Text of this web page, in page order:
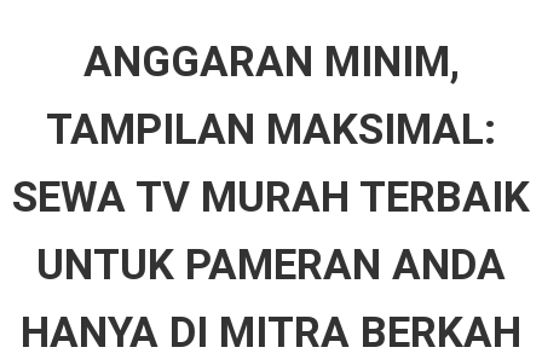
ANGGARAN MINIM,
TAMPILAN MAKSIMAL:
SEWA TV MURAH TERBAIK
UNTUK PAMERAN ANDA
HANYA DI MITRA BERKAH